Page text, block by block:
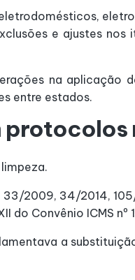
e ajustes nos
na aplicação
entre estados.
2009, 34/2014,
Convênio ICMS nº
a